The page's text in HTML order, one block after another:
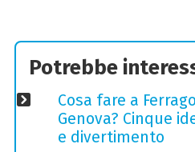
Potrebbe
Cosa fare a
Genova? Cinque
e divertimento